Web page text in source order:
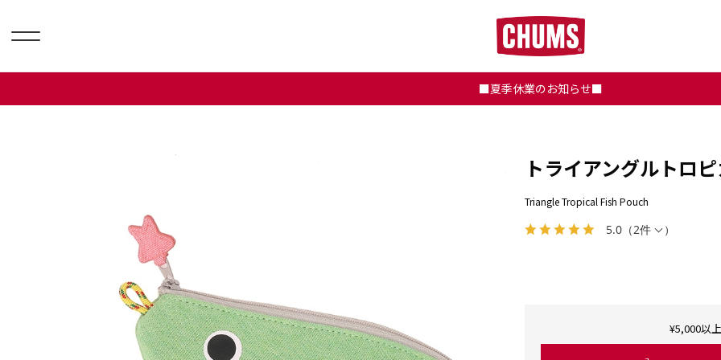
■夏季休業のお知らせ■
5.0 （2件 ）
トライアングルトロ
Triangle Tropical Fish Pouch
¥5,000以